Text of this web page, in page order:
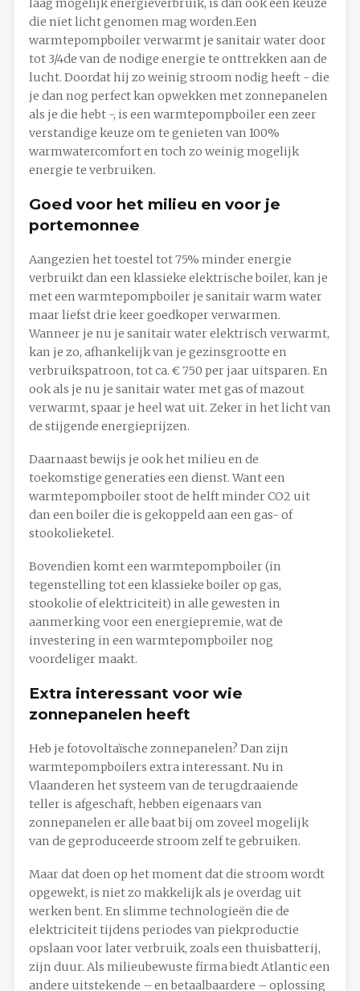
laag mogelijk energieverbruik, is dan ook een keuze
die niet licht genomen mag worden.Een
warmtepompboiler verwarmt je sanitair water door
tot 3/4de van de nodige energie te onttrekken aan de
lucht. Doordat hij zo weinig stroom nodig heeft - die
je dan nog perfect kan opwekken met zonnepanelen
als je die hebt -, is een warmtepompboiler een zeer
verstandige keuze om te genieten van 100%
warmwatercomfort en toch zo weinig mogelijk
energie te verbruiken.
Goed voor het milieu en voor je
portemonnee
Aangezien het toestel tot 75% minder energie
verbruikt dan een klassieke elektrische boiler, kan je
met een warmtepompboiler je sanitair warm water
maar liefst drie keer goedkoper verwarmen.
Wanneer je nu je sanitair water elektrisch verwarmt,
kan je zo, afhankelijk van je gezinsgrootte en
verbruikspatroon, tot ca. € 750 per jaar uitsparen. En
ook als je nu je sanitair water met gas of mazout
verwarmt, spaar je heel wat uit. Zeker in het licht van
de stijgende energieprijzen.
Daarnaast bewijs je ook het milieu en de
toekomstige generaties een dienst. Want een
warmtepompboiler stoot de helft minder CO2 uit
dan een boiler die is gekoppeld aan een gas- of
stookolieketel.
Bovendien komt een warmtepompboiler (in
tegenstelling tot een klassieke boiler op gas,
stookolie of elektriciteit) in alle gewesten in
aanmerking voor een energiepremie, wat de
investering in een warmtepompboiler nog
voordeliger maakt.
Extra interessant voor wie
zonnepanelen heeft
Heb je fotovoltaïsche zonnepanelen? Dan zijn
warmtepompboilers extra interessant. Nu in
Vlaanderen het systeem van de terugdraaiende
teller is afgeschaft, hebben eigenaars van
zonnepanelen er alle baat bij om zoveel mogelijk
van de geproduceerde stroom zelf te gebruiken.
Maar dat doen op het moment dat die stroom wordt
opgewekt, is niet zo makkelijk als je overdag uit
werken bent. En slimme technologieën die de
elektriciteit tijdens periodes van piekproductie
opslaan voor later verbruik, zoals een thuisbatterij,
zijn duur. Als milieubewuste firma biedt Atlantic een
andere uitstekende – en betaalbaardere – oplossing